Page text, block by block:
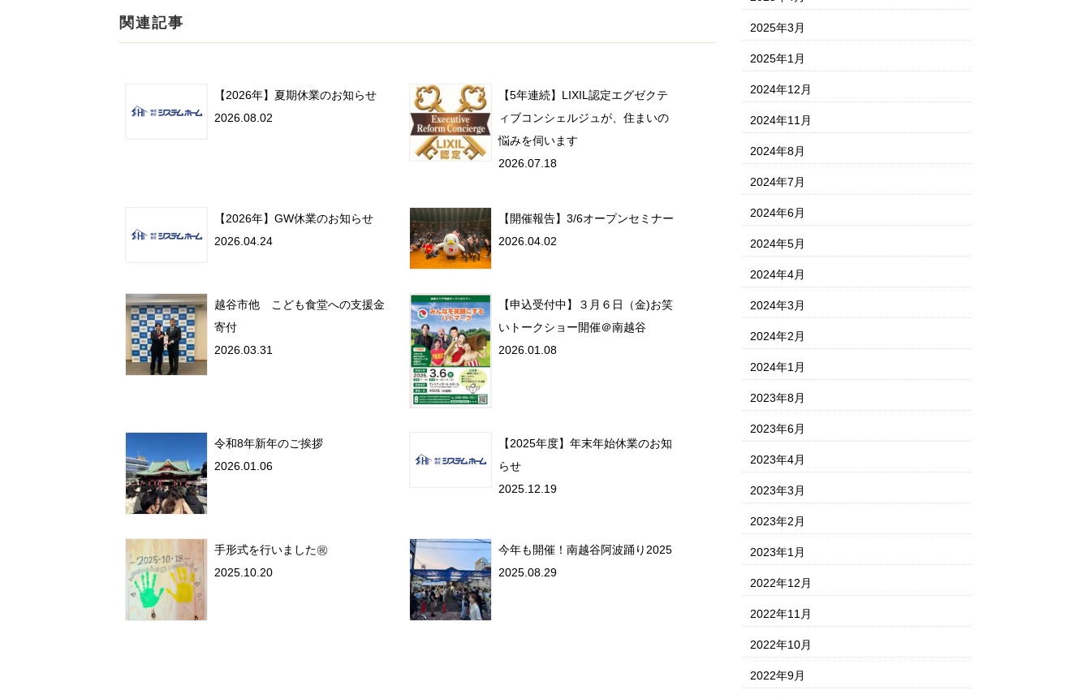
関連記事
【2026年】夏期休業のお知らせ
2026.08.02
【5年連続】LIXIL認定エグゼクテ
ィブコンシェルジュが、住まいの
悩みを伺います
2026.07.18
【2026年】GW休業のお知らせ
2026.04.24
【開催報告】3/6オープンセミナー
2026.04.02
越谷市他 こども食堂への支援金
寄付
2026.03.31
【申込受付中】３月６日（金)お笑
いトークショー開催＠南越谷
2026.01.08
令和8年新年のご挨拶
2026.01.06
【2025年度】年末年始休業のお知
らせ
2025.12.19
手形式を行いました㊗
2025.10.20
今年も開催！南越谷阿波踊り2025
2025.08.29
2025年3月
2025年1月
2024年12月
2024年11月
2024年8月
2024年7月
2024年6月
2024年5月
2024年4月
2024年3月
2024年2月
2024年1月
2023年8月
2023年6月
2023年4月
2023年3月
2023年2月
2023年1月
2022年12月
2022年11月
2022年10月
2022年9月